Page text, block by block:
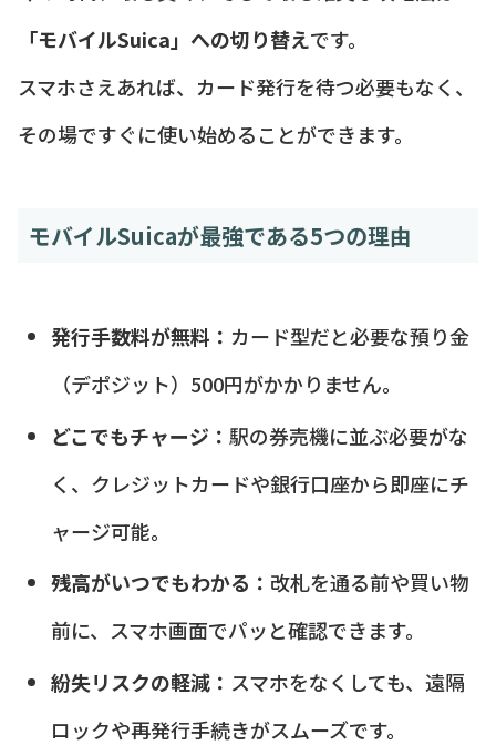
「モバイルSuica」への切り替えです。
スマホさえあれば、カード発行を待つ必要もなく、
その場ですぐに使い始めることができます。
モバイルSuicaが最強である5つの理由
発行手数料が無料： カード型だと必要な預り金
（デポジット）500円がかかりません。
どこでもチャージ： 駅の券売機に並ぶ必要がな
く、クレジットカードや銀行口座から即座にチ
ャージ可能。
残高がいつでもわかる： 改札を通る前や買い物
前に、スマホ画面でパッと確認できます。
紛失リスクの軽減： スマホをなくしても、遠隔
ロックや再発行手続きがスムーズです。